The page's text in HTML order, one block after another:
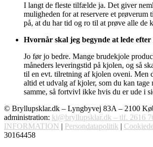
I langt de fleste tilfælde ja. Det giver
muligheden for at reservere et prøverum
på, at du har tid og ro til at prøve alle de
Hvornår skal jeg begynde at lede
Jo før jo bedre. Mange brudekjole
måneders leveringstid på kjolen, og så
til en evt. tilretning af kjolen oveni. Men
altid et udvalg af kjoler, som du kan tage
samme, så fortvivl ikke hvis du er ude i
© Bryllupsklar.dk – Lyngbyvej 83A – 2100
administration: ki@bryllupsklar.dk – tlf. 2616
INFORMATION | Persondatapolitik |
30164458